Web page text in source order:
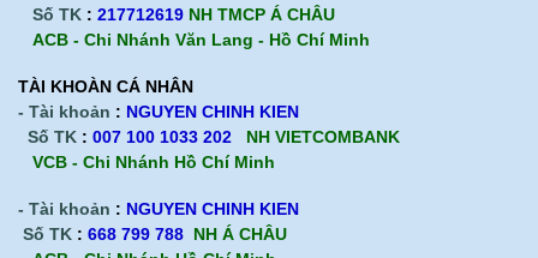
Số TK : 217712619 NH TMCP Á CHÂU
ACB - Chi Nhánh Văn Lang - Hồ Chí Minh
TÀI KHOÀN CÁ NHÂN
- Tài khoản : NGUYEN CHINH KIEN
Số TK : 007 100 1033 202
NH VIETCOMBANK
VCB - Chi Nhánh Hồ Chí Minh
- Tài khoản : NGUYEN CHINH KIEN
Số TK : 668 799 788 NH Á CHÂU